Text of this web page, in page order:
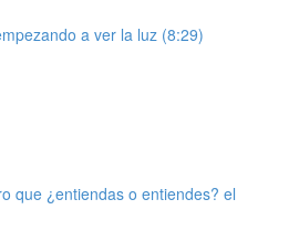
a ver la luz (8:29)
que ¿entiendas o entiendes? el